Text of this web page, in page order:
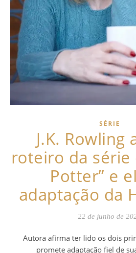
SÉRIE
J.K. Rowling
roteiro da série
Potter” e
adaptação da
22 de junho de
Autora afirma ter lido os dois primeiros episódios e
promete adaptação fiel de